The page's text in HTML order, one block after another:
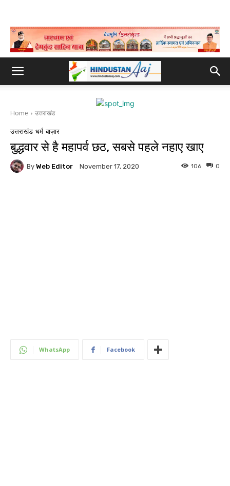
Home उत्तराखंड
उत्तराखंड धर्म बाज़ार
बुद्धवार से है महापर्व छठ, सबसे पहले नहाए खाए
By Web Editor November 17, 2020 0
106
WhatsApp Facebook